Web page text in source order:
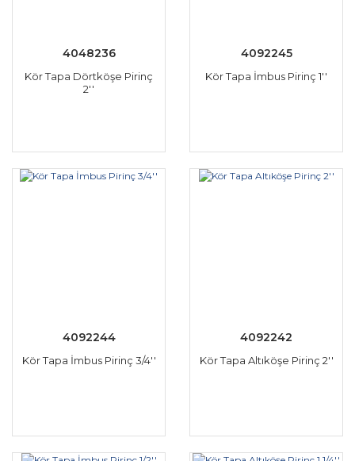
4048236
Kör Tapa Dörtköşe Pirinç
2''
4092245
Kör Tapa İmbus Pirinç 1''
4092244
Kör Tapa İmbus Pirinç 3/4''
4092242
Kör Tapa Altıköşe Pirinç 2''